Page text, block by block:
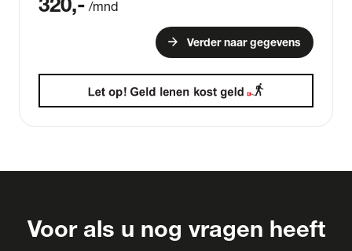
/mnd
arrow_forward Verder naar gegevens
Voor als u nog vragen heeft